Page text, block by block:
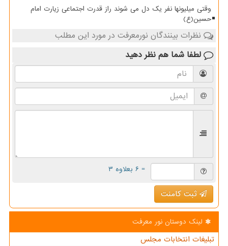
وقتی میلیونها نفر یک دل می شوند راز قدرت اجتماعی زیارت امام
حسین(ع)
نظرات بینندگان نورمعرفت در مورد این مطلب
لطفا شما هم نظر دهید
= ۶ بعلاوه ۳
ثبت کامنت
لینک دوستان نور معرفت
تبلیغات انتخابات مجلس